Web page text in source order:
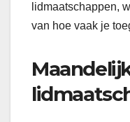
lidmaatschappen,
van hoe vaak je